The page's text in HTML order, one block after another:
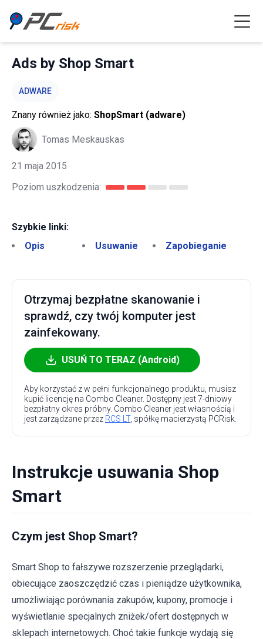
Ads by Shop Smart
ADWARE
Znany również jako: ShopSmart (adware)
Tomas Meskauskas
21 maja 2015
Poziom uszkodzenia:
Szybkie linki:
Opis
Usuwanie Zapobieganie
Otrzymaj bezpłatne skanowanie i
sprawdź, czy twój komputer jest
zainfekowany.
USUŃ TO TERAZ (Android)
Aby korzystać z w pełni funkcjonalnego produktu, musisz
kupić licencję na Combo Cleaner. Dostępny jest 7-dniowy
bezpłatny okres próbny. Combo Cleaner jest własnością i
jest zarządzane przez RCS LT, spółkę macierzystą PCRisk.
Instrukcje usuwania Shop
Smart
Czym jest Shop Smart?
Smart Shop to fałszywe rozszerzenie przeglądarki,
obiecujące zaoszczędzić czas i pieniądze użytkownika,
umożliwiając porównania zakupów, kupony, promocje i
wyświetlanie specjalnych zniżek/ofert dostępnych w
sklepach internetowych. Choć takie funkcje wydają się